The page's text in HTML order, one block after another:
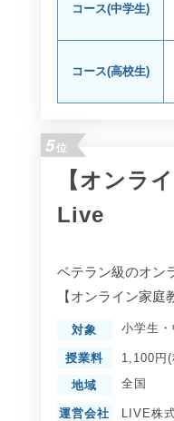
コース(中学生)
コース(高校生)
5位
【オンラ
Live
ベテラン級のオン
【オンライン家庭
対象 小学生 ・
授業料 1,100円(
地域 全国
運営会社
LIVE株